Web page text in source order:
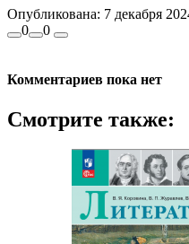
Опубликована: 7 декабря
0
0
Комментариев пока нет
Смотрите также: